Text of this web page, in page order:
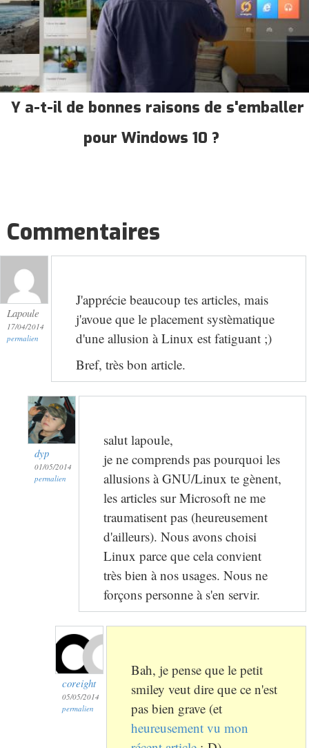
Y a-t-il de bonnes raisons de s'emballer
pour Windows 10 ?
Commentaires
Lapoule
17/04/2014
permalien
J'apprécie beaucoup tes articles, mais
j'avoue que le placement systèmatique
d'une allusion à Linux est fatiguant ;)
Bref, très bon article.
dyp
01/05/2014
permalien
salut lapoule,
je ne comprends pas pourquoi les
allusions à GNU/Linux te gènent,
les articles sur Microsoft ne me
traumatisent pas (heureusement
d'ailleurs). Nous avons choisi
Linux parce que cela convient
très bien à nos usages. Nous ne
forçons personne à s'en servir.
coreight
05/05/2014
permalien
Bah, je pense que le petit
smiley veut dire que ce n'est
pas bien grave (et
heureusement vu mon